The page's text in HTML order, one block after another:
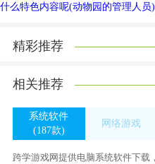
QQ软件类似于360软件管家
是右键移除装备占用。这在u
些用电脑的人大概都试过插上
后怎么关掉所有程序？u盘还
件后，右击无法拔出的u盘，
什么特色内容呢(动物园的管理人员)
精彩推荐
相关推荐
系统软件
(187款)
网络游戏
跨学游戏网提供电脑系统软件下载